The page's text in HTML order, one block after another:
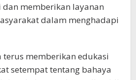
memberikan layanan
dalam menghadapi
terus memberikan edukasi
setempat tentang bahaya